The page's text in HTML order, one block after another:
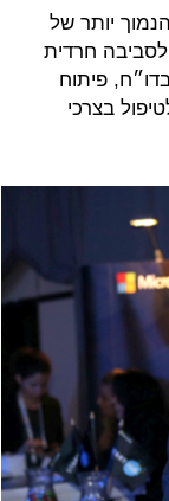
יותר של
חרדית
פיתוח
בצרכי